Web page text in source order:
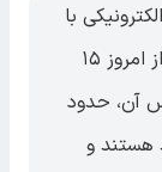
با
هدف استمرار حمایت معیشتی از خانوارها از امروز ۱۵
اساس آن، حدود
هستند و